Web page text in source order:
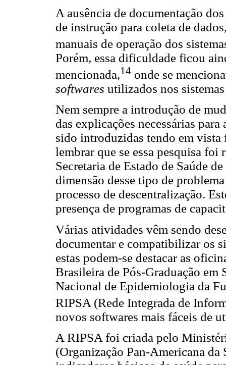
A ausência de documentação
de instrução para coleta de
manuais de operação dos
Porém, essa dificuldade ficou
mencionada,14 onde se
softwares utilizados nos
Nem sempre a introdução de
das explicações necessárias
sido introduzidas tendo em
lembrar que se essa pesquisa
Secretaria de Estado de Saúde
dimensão desse tipo de
processo de descentralização.
presença de programas de
Várias atividades vêm sendo
documentar e compatibilizar os
estas podem-se destacar as
Brasileira de Pós-Graduação
Nacional de Epidemiologia da
RIPSA (Rede Integrada de
novos softwares mais fáceis de
A RIPSA foi criada pelo
(Organização Pan-Americana